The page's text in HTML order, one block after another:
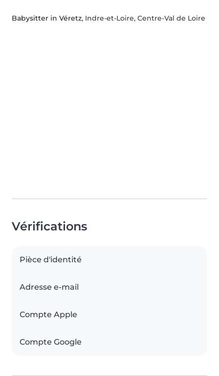
Babysitter in Véretz, Indre-et-Loire, Centre-Val de Loire
Vérifications
Pièce d'identité
Adresse e-mail
Compte Apple
Compte Google